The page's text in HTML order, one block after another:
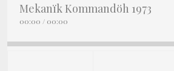
Mekanïk Kommandöh 1973
00:00 / 00:00